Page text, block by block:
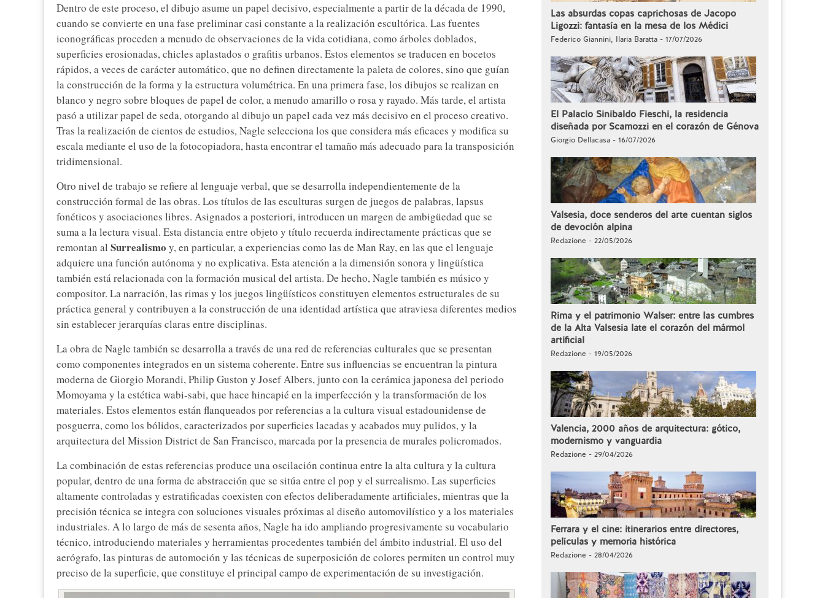
Dentro de este proceso, el dibujo asume un papel decisivo, especialmente a partir de la década de 1990,
cuando se convierte en una fase preliminar casi constante a la realización escultórica. Las fuentes
iconográficas proceden a menudo de observaciones de la vida cotidiana, como árboles doblados,
superficies erosionadas, chicles aplastados o grafitis urbanos. Estos elementos se traducen en bocetos
rápidos, a veces de carácter automático, que no definen directamente la paleta de colores, sino que guían
la construcción de la forma y la estructura volumétrica. En una primera fase, los dibujos se realizan en
blanco y negro sobre bloques de papel de color, a menudo amarillo o rosa y rayado. Más tarde, el artista
pasó a utilizar papel de seda, otorgando al dibujo un papel cada vez más decisivo en el proceso creativo.
Tras la realización de cientos de estudios, Nagle selecciona los que considera más eficaces y modifica su
escala mediante el uso de la fotocopiadora, hasta encontrar el tamaño más adecuado para la transposición
tridimensional.
Otro nivel de trabajo se refiere al lenguaje verbal, que se desarrolla independientemente de la
construcción formal de las obras. Los títulos de las esculturas surgen de juegos de palabras, lapsus
fonéticos y asociaciones libres. Asignados a posteriori, introducen un margen de ambigüedad que se
suma a la lectura visual. Esta distancia entre objeto y título recuerda indirectamente prácticas que se
remontan al Surrealismo y, en particular, a experiencias como las de Man Ray, en las que el lenguaje
adquiere una función autónoma y no explicativa. Esta atención a la dimensión sonora y lingüística
también está relacionada con la formación musical del artista. De hecho, Nagle también es músico y
compositor. La narración, las rimas y los juegos lingüísticos constituyen elementos estructurales de su
práctica general y contribuyen a la construcción de una identidad artística que atraviesa diferentes medios
sin establecer jerarquías claras entre disciplinas.
La obra de Nagle también se desarrolla a través de una red de referencias culturales que se presentan
como componentes integrados en un sistema coherente. Entre sus influencias se encuentran la pintura
moderna de Giorgio Morandi, Philip Guston y Josef Albers, junto con la cerámica japonesa del periodo
Momoyama y la estética wabi-sabi, que hace hincapié en la imperfección y la transformación de los
materiales. Estos elementos están flanqueados por referencias a la cultura visual estadounidense de
posguerra, como los bólidos, caracterizados por superficies lacadas y acabados muy pulidos, y la
arquitectura del Mission District de San Francisco, marcada por la presencia de murales policromados.
La combinación de estas referencias produce una oscilación continua entre la alta cultura y la cultura
popular, dentro de una forma de abstracción que se sitúa entre el pop y el surrealismo. Las superficies
altamente controladas y estratificadas coexisten con efectos deliberadamente artificiales, mientras que la
precisión técnica se integra con soluciones visuales próximas al diseño automovilístico y a los materiales
industriales. A lo largo de más de sesenta años, Nagle ha ido ampliando progresivamente su vocabulario
técnico, introduciendo materiales y herramientas procedentes también del ámbito industrial. El uso del
aerógrafo, las pinturas de automoción y las técnicas de superposición de colores permiten un control muy
preciso de la superficie, que constituye el principal campo de experimentación de su investigación.
Las absurdas copas caprichosas de Jacopo
Ligozzi: fantasía en la mesa de los Médici
Federico Giannini, Ilaria Baratta - 17/07/2026
El Palacio Sinibaldo Fieschi, la residencia
diseñada por Scamozzi en el corazón de Génova
Giorgio Dellacasa - 16/07/2026
Valsesia, doce senderos del arte cuentan siglos
de devoción alpina
Redazione - 22/05/2026
Rima y el patrimonio Walser: entre las cumbres
de la Alta Valsesia late el corazón del mármol
artificial
Redazione - 19/05/2026
Valencia, 2000 años de arquitectura: gótico,
modernismo y vanguardia
Redazione - 29/04/2026
Ferrara y el cine: itinerarios entre directores,
películas y memoria histórica
Redazione - 28/04/2026